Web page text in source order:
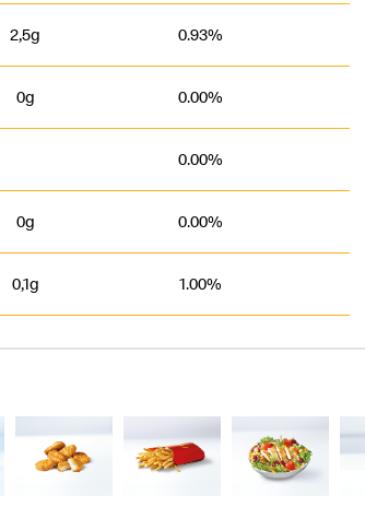
2,5g 0.93%
0g 0.00%
0.00%
0g 0.00%
0,1g 1.00%